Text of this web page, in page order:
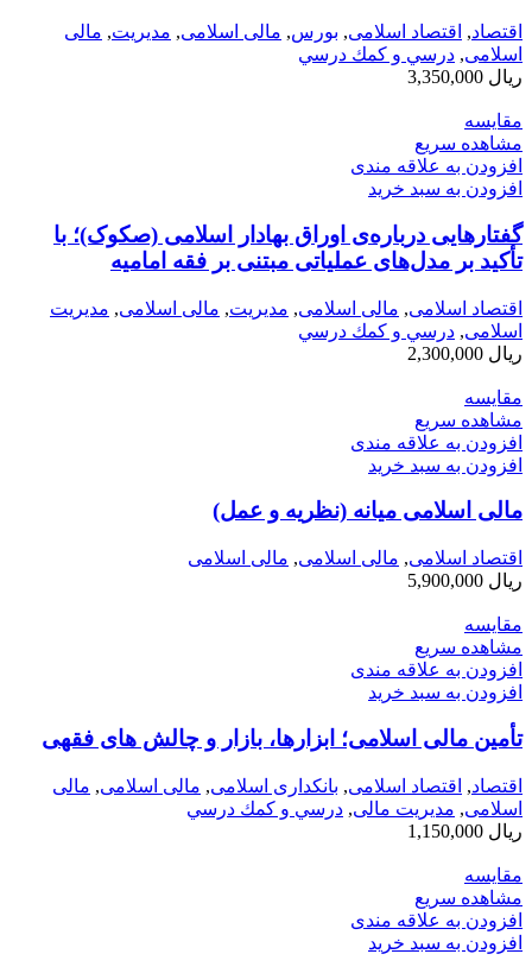
اقتصاد, اقتصاد اسلامی, بورس, مالی اسلامی, مديريت, مالی
اسلامی, درسي و كمك درسي
ریال
مقایسه
مشاهده سریع
افزودن به علاقه مندی
افزودن به سبد خرید
گفتارهایی درباره‌ی اوراق بهادار اسلامی (صکوک)؛ با
تأکید بر مدل‌های عملیاتی مبتنی بر فقه امامیه
اقتصاد اسلامی, مالی اسلامی, مديريت, مالی اسلامی, مدیریت
اسلامی, درسي و كمك درسي
ریال
مقایسه
مشاهده سریع
افزودن به علاقه مندی
افزودن به سبد خرید
مالی اسلامی میانه (نظریه و عمل)
اقتصاد اسلامی, مالی اسلامی, مالی اسلامی
ریال
مقایسه
مشاهده سریع
افزودن به علاقه مندی
افزودن به سبد خرید
تأمین مالی اسلامی؛ ابزارها، بازار و چالش های فقهی
اقتصاد, اقتصاد اسلامی, بانکداری اسلامی, مالی اسلامی, مالی
اسلامی, مدیریت مالی, درسي و كمك درسي
ریال
مقایسه
مشاهده سریع
افزودن به علاقه مندی
افزودن به سبد خرید